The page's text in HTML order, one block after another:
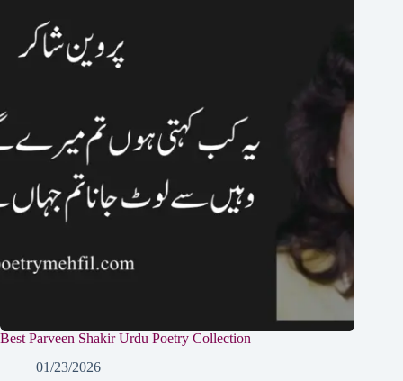
Best Parveen Shakir Urdu Poetry Collection
01/23/2026